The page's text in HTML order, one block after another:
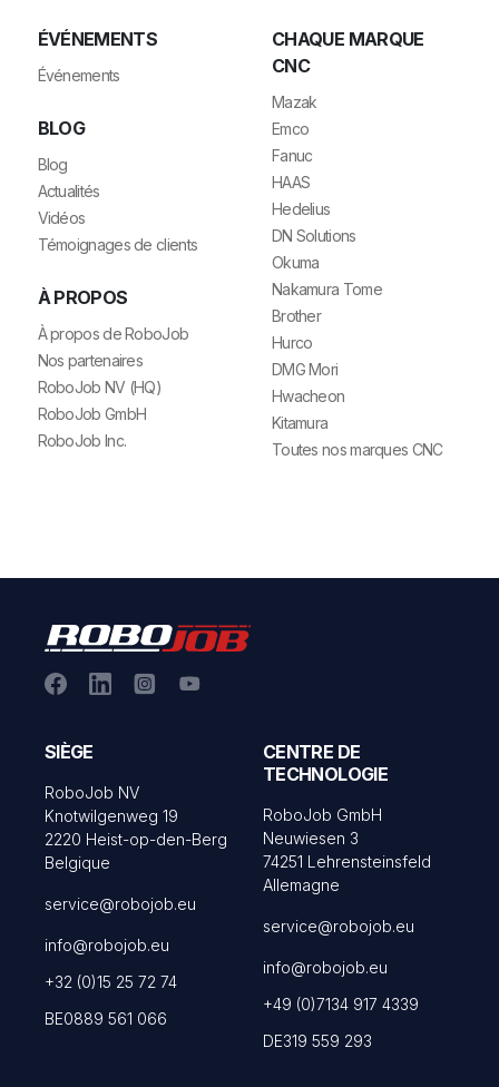
ÉVÉNEMENTS
Événements
BLOG
Blog
Actualités
Vidéos
Témoignages de clients
À PROPOS
À propos de RoboJob
Nos partenaires
RoboJob NV (HQ)
RoboJob GmbH
RoboJob Inc.
CHAQUE MARQUE
CNC
Mazak
Emco
Fanuc
HAAS
Hedelius
DN Solutions
Okuma
Nakamura Tome
Brother
Hurco
DMG Mori
Hwacheon
Kitamura
Toutes nos marques CNC
SIÈGE
RoboJob NV
Knotwilgenweg 19
2220 Heist-op-den-Berg
Belgique
service@robojob.eu
info@robojob.eu
+32 (0)15 25 72 74
BE0889 561 066
CENTRE DE
TECHNOLOGIE
RoboJob GmbH
Neuwiesen 3
74251 Lehrensteinsfeld
Allemagne
service@robojob.eu
info@robojob.eu
+49 (0)7134 917 4339
DE319 559 293